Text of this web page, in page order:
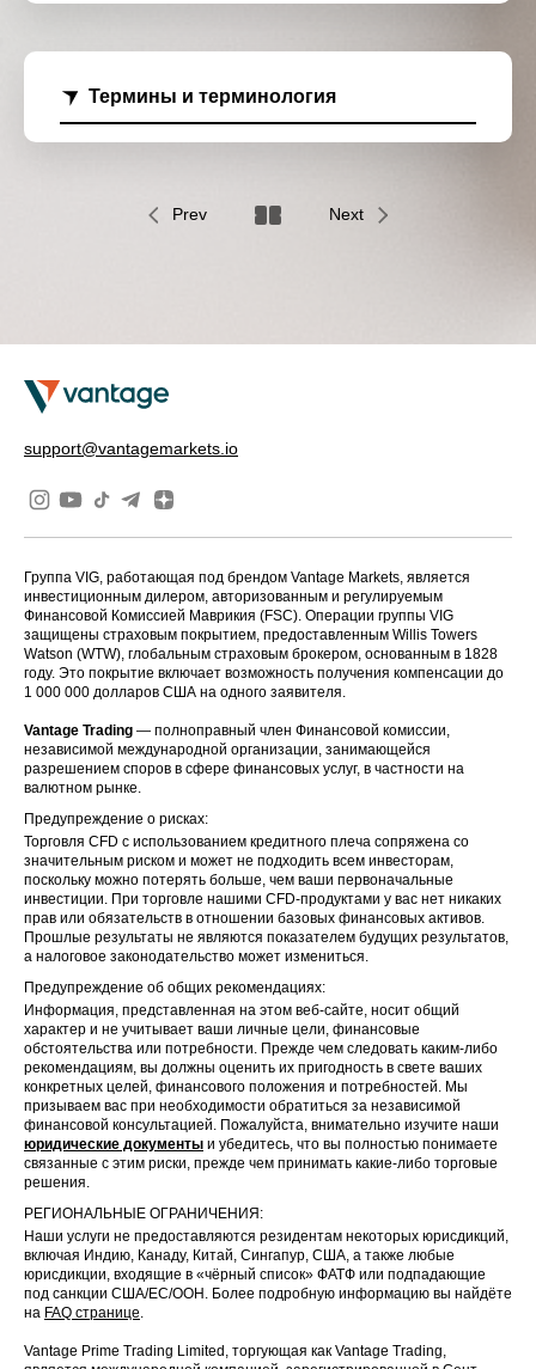
Термины и терминология
Prev Next
support@vantagemarkets.io
Группа VIG, работающая под брендом Vantage Markets, является
инвестиционным дилером, авторизованным и регулируемым
Финансовой Комиссией Маврикия (FSC). Операции группы VIG
защищены страховым покрытием, предоставленным Willis Towers
Watson (WTW), глобальным страховым брокером, основанным в 1828
году. Это покрытие включает возможность получения компенсации до
1 000 000 долларов США на одного заявителя.
Vantage Trading — полноправный член Финансовой комиссии,
независимой международной организации, занимающейся
разрешением споров в сфере финансовых услуг, в частности на
валютном рынке.
Предупреждение о рисках:
Торговля CFD с использованием кредитного плеча сопряжена со
значительным риском и может не подходить всем инвесторам,
поскольку можно потерять больше, чем ваши первоначальные
инвестиции. При торговле нашими CFD-продуктами у вас нет никаких
прав или обязательств в отношении базовых финансовых активов.
Прошлые результаты не являются показателем будущих результатов,
а налоговое законодательство может измениться.
Предупреждение об общих рекомендациях:
Информация, представленная на этом веб-сайте, носит общий
характер и не учитывает ваши личные цели, финансовые
обстоятельства или потребности. Прежде чем следовать каким-либо
рекомендациям, вы должны оценить их пригодность в свете ваших
конкретных целей, финансового положения и потребностей. Мы
призываем вас при необходимости обратиться за независимой
финансовой консультацией. Пожалуйста, внимательно изучите наши
юридические документы и убедитесь, что вы полностью понимаете
связанные с этим риски, прежде чем принимать какие-либо торговые
решения.
РЕГИОНАЛЬНЫЕ ОГРАНИЧЕНИЯ:
Наши услуги не предоставляются резидентам некоторых юрисдикций,
включая Индию, Канаду, Китай, Сингапур, США, а также любые
юрисдикции, входящие в «чёрный список» ФАТФ или подпадающие
под санкции США/ЕС/ООН. Более подробную информацию вы найдёте
на FAQ странице.
Vantage Prime Trading Limited, торгующая как Vantage Trading,